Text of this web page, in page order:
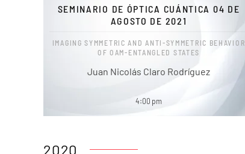
SEMINARIO DE ÓPTICA CUÁNTICA 04 DE
AGOSTO DE 2021
IMAGING SYMMETRIC AND ANTI-SYMMETRIC BEHAVIOR
OF OAM-ENTANGLED STATES
Juan Nicolás Claro Rodríguez
4:00 pm
2020